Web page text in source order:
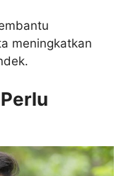
meningkatkan